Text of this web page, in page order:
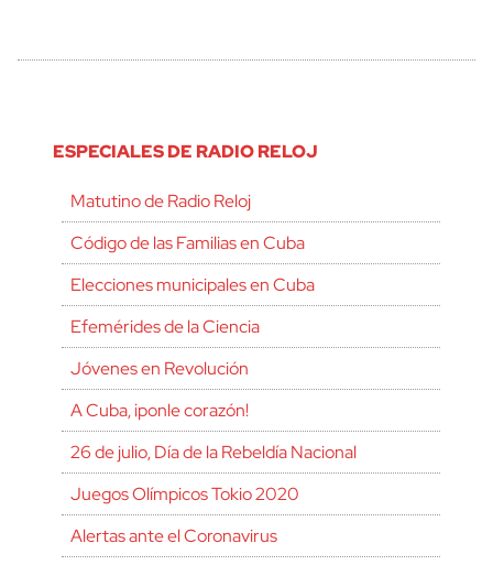
ESPECIALES DE RADIO RELOJ
Matutino de Radio Reloj
Código de las Familias en Cuba
Elecciones municipales en Cuba
Efemérides de la Ciencia
Jóvenes en Revolución
A Cuba, ¡ponle corazón!
26 de julio, Día de la Rebeldía Nacional
Juegos Olímpicos Tokio 2020
Alertas ante el Coronavirus